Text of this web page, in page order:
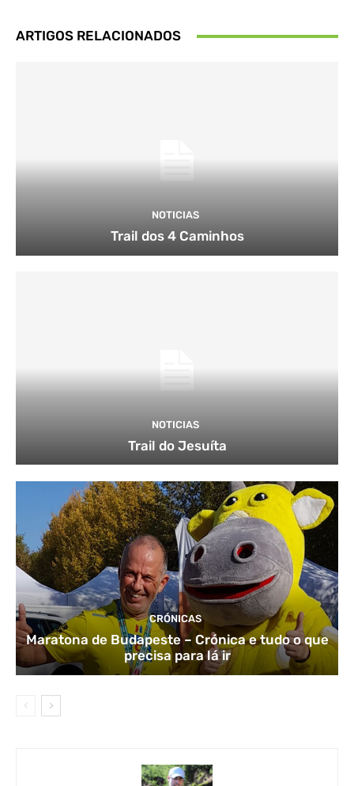
ARTIGOS RELACIONADOS
NOTICIAS
Trail dos 4 Caminhos
NOTICIAS
Trail do Jesuíta
CRÓNICAS
Maratona de Budapeste – Crónica e tudo o que
precisa para lá ir